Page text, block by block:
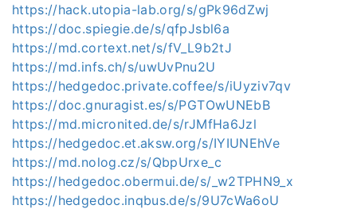
https://hack.utopia-lab.org/s/gPk96dZwj
https://doc.spiegie.de/s/qfpJsbl6a
https://md.cortext.net/s/fV_L9b2tJ
https://md.infs.ch/s/uwUvPnu2U
https://hedgedoc.private.coffee/s/iUyziv7qv
https://doc.gnuragist.es/s/PGTOwUNEbB
https://md.micronited.de/s/rJMfHa6Jzl
https://hedgedoc.et.aksw.org/s/IYIUNEhVe
https://md.nolog.cz/s/QbpUrxe_c
https://hedgedoc.obermui.de/s/_w2TPHN9_x
https://hedgedoc.inqbus.de/s/9U7cWa6oU